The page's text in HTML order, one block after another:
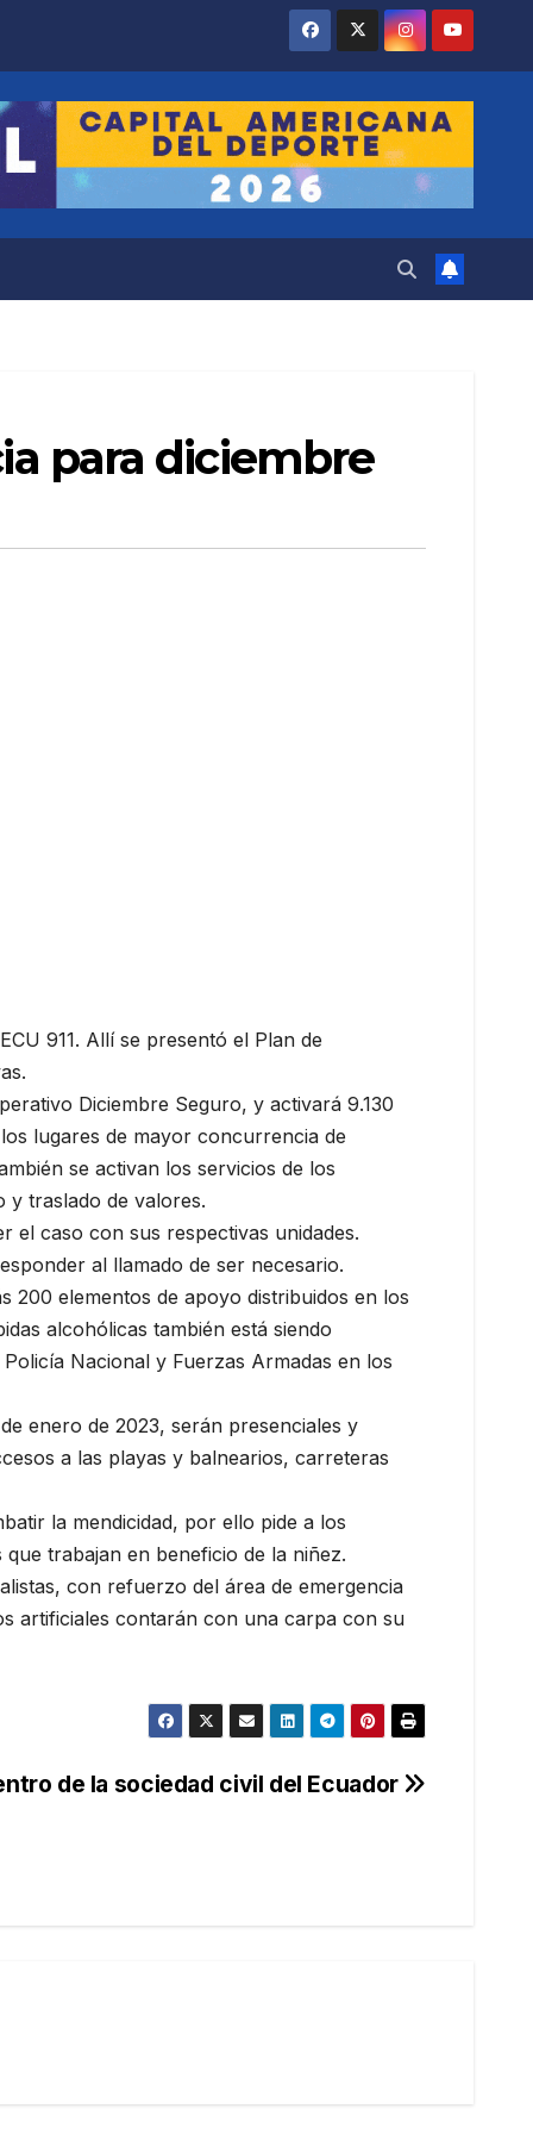
para diciembre
911. Allí se presentó el Plan de
Diciembre Seguro, y activará 9.130
lugares de mayor concurrencia de
se activan los servicios de los
y traslado de valores.
el caso con sus respectivas unidades.
al llamado de ser necesario.
200 elementos de apoyo distribuidos en los
alcohólicas también está siendo
Nacional y Fuerzas Armadas en los
enero de 2023, serán presenciales y
a las playas y balnearios, carreteras
la mendicidad, por ello pide a los
trabajan en beneficio de la niñez.
con refuerzo del área de emergencia
artificiales contarán con una carpa con su
de la sociedad civil del Ecuador